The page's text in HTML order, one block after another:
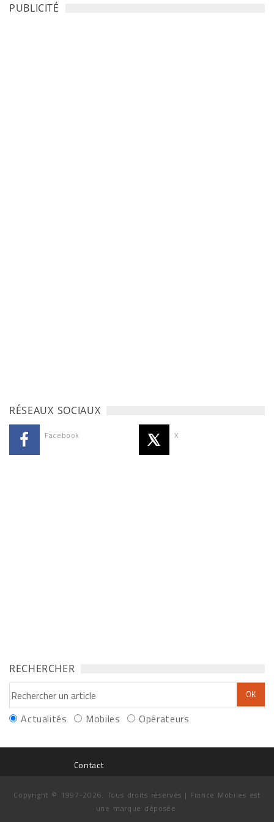
PUBLICITÉ
RÉSEAUX SOCIAUX
Facebook X
RECHERCHER
Actualités Mobiles Opérateurs
Contact
Copyright © 1997-2026. Tous droits réservés | France Mobiles est
une marque déposée.